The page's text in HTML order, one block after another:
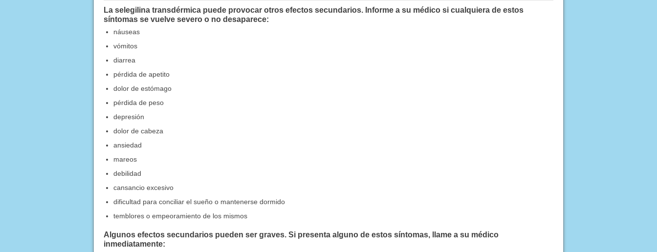
La selegilina transdérmica puede provocar otros efectos secundarios. Informe a su médico si cualquiera de estos
síntomas se vuelve severo o no desaparece:
náuseas
vómitos
diarrea
pérdida de apetito
dolor de estómago
pérdida de peso
depresión
dolor de cabeza
ansiedad
mareos
debilidad
cansancio excesivo
dificultad para conciliar el sueño o mantenerse dormido
temblores o empeoramiento de los mismos
Algunos efectos secundarios pueden ser graves. Si presenta alguno de estos síntomas, llame a su médico
inmediatamente: